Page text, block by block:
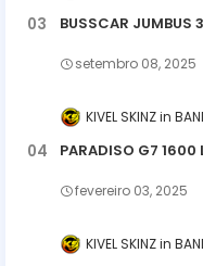
BUSSCAR JUMBUS
setembro 08, 2025
KIVEL SKINZ
PARADISO G7 1600
fevereiro 03, 2025
KIVEL SKINZ